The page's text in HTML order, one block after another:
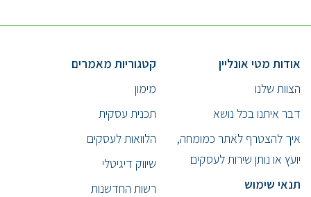
אודות מטי אונליין
הצוות שלנו
דבר איתנו בכל נושא
איך להצטרף לאתר כמומחה,
יועץ או נותן שירות לעסקים
תנאי שימוש
קטגוריות מאמרים
מימון
תכנית עסקית
הלוואות לעסקים
שיווק דיגיטלי
רשות החדשנות